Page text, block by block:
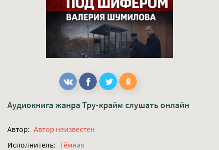
Аудиокнига жанра Тру-крайм слушать онлайн
Автор: Автор неизвестен
Исполнитель: Тёмная